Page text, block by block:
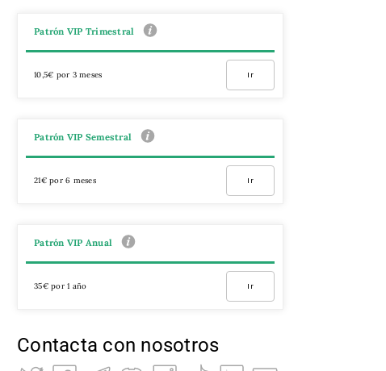
Patrón VIP Trimestral
10,5€ por 3 meses Ir
Patrón VIP Semestral
21€ por 6 meses Ir
Patrón VIP Anual
35€ por 1 año Ir
Contacta con nosotros